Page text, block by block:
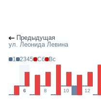
Предыдущая
ул. Леонида Левина
1 2345 Сб Вс
6 8 10 12